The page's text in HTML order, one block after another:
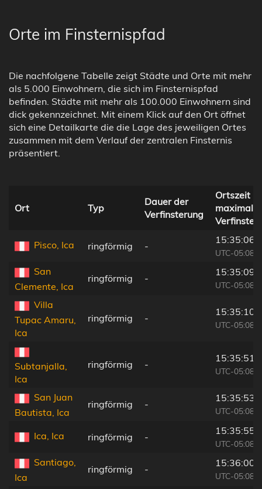
Orte im Finsternispfad
Die nachfolgene Tabelle zeigt Städte und Orte mit mehr
als 5.000 Einwohnern, die sich im Finsternispfad
befinden. Städte mit mehr als 100.000 Einwohnern sind
dick gekennzeichnet. Mit einem Klick auf den Ort öffnet
sich eine Detailkarte die die Lage des jeweiligen Ortes
zusammen mit dem Verlauf der zentralen Finsternis
präsentiert.
Ort Typ
Dauer der
Verfinsterung
Ortszeit
maximaler
Pisco, Ica ringförmig -
15:35:06
UTC-05:08
San
Clemente, Ica
ringförmig -
15:35:09
UTC-05:08
Villa
Tupac Amaru,
Ica
ringförmig -
15:35:10
UTC-05:08
Subtanjalla,
Ica
ringförmig -
15:35:51
UTC-05:08
San Juan
Bautista, Ica
ringförmig -
15:35:53
UTC-05:08
Ica, Ica ringförmig -
15:35:55
UTC-05:08
Santiago,
Ica
ringförmig -
15:36:00
UTC-05:08